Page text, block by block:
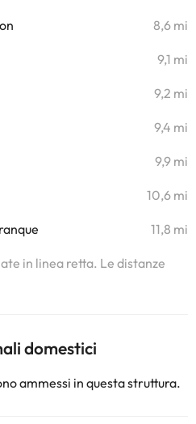
8,6 mi
9,1 mi
9,2 mi
9,4 mi
9,9 mi
10,6 mi
11,8 mi
in linea retta. Le distanze
domestici
ammessi in questa struttura.